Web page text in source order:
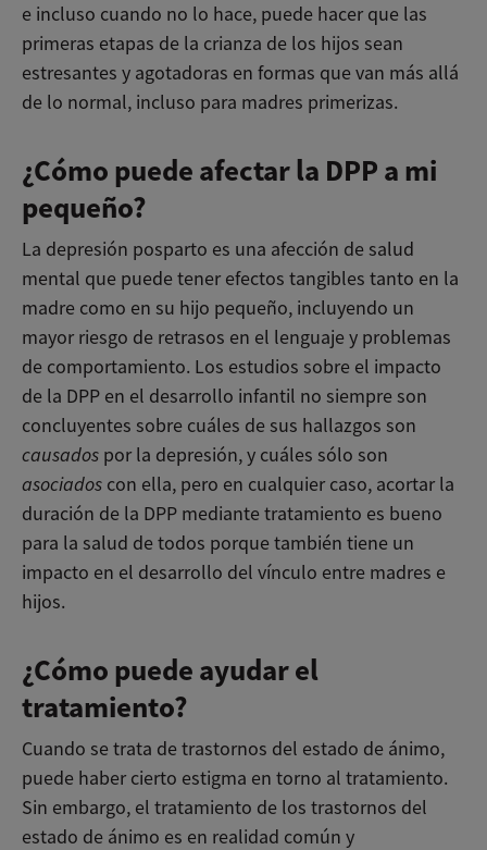
e incluso cuando no lo hace, puede hacer que las
primeras etapas de la crianza de los hijos sean
estresantes y agotadoras en formas que van más allá
de lo normal, incluso para madres primerizas.
¿Cómo puede afectar la DPP a mi
pequeño?
La depresión posparto es una afección de salud
mental que puede tener efectos tangibles tanto en la
madre como en su hijo pequeño, incluyendo un
mayor riesgo de retrasos en el lenguaje y problemas
de comportamiento. Los estudios sobre el impacto
de la DPP en el desarrollo infantil no siempre son
concluyentes sobre cuáles de sus hallazgos son
causados por la depresión, y cuáles sólo son
asociados con ella, pero en cualquier caso, acortar la
duración de la DPP mediante tratamiento es bueno
para la salud de todos porque también tiene un
impacto en el desarrollo del vínculo entre madres e
hijos.
¿Cómo puede ayudar el
tratamiento?
Cuando se trata de trastornos del estado de ánimo,
puede haber cierto estigma en torno al tratamiento.
Sin embargo, el tratamiento de los trastornos del
estado de ánimo es en realidad común y